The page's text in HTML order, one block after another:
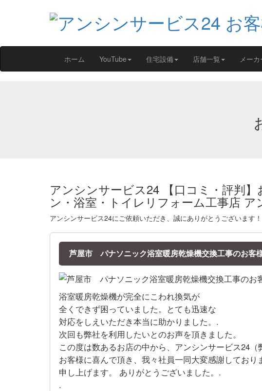
ホーム YouTube 住宅設備 店舗一覧 メーカ
アンシンサービス24 【口コミ・評判
ン・浴室・トイレリフォーム工事店
アンシンサービス24にご依頼いただき、誠にありがとうございます！
芦屋市 パナソニック浴室暖房乾燥機交換工事のお客
浴室暖房乾燥機が完全にこわれ換気が
全くできず困っていました。とても迅速な
対応をしえいただき本当に助かりました。.
次回も弊社を利用したいとのお声を頂きました。
この度は数あるお店の中から、アンシンサービス24
お客様に喜んで頂き、我々社員一同大変感謝してお
申し上げます。 ありがとうございました。.
.